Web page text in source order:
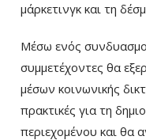
μάρκετινγκ και τη
Μέσω ενός
συμμετέχοντες θα
μέσων κοινωνικής
πρακτικές για τη
περιεχομένου και θα